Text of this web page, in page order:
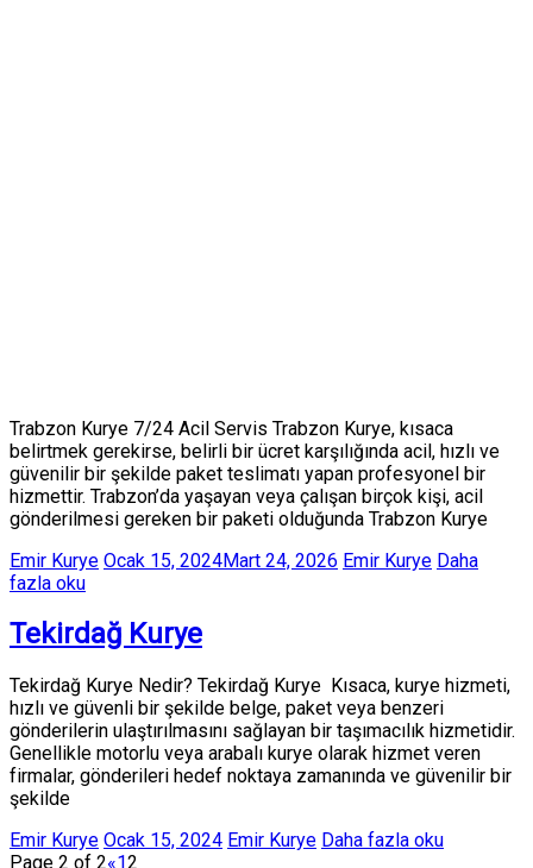
Trabzon Kurye 7/24 Acil Servis Trabzon Kurye, kısaca
belirtmek gerekirse, belirli bir ücret karşılığında acil, hızlı ve
güvenilir bir şekilde paket teslimatı yapan profesyonel bir
hizmettir. Trabzon’da yaşayan veya çalışan birçok kişi, acil
gönderilmesi gereken bir paketi olduğunda Trabzon Kurye
Emir Kurye Ocak 15, 2024Mart 24, 2026 Emir Kurye Daha
fazla oku
Tekirdağ Kurye
Tekirdağ Kurye Nedir? Tekirdağ Kurye Kısaca, kurye hizmeti,
hızlı ve güvenli bir şekilde belge, paket veya benzeri
gönderilerin ulaştırılmasını sağlayan bir taşımacılık hizmetidir.
Genellikle motorlu veya arabalı kurye olarak hizmet veren
firmalar, gönderileri hedef noktaya zamanında ve güvenilir bir
şekilde
Emir Kurye Ocak 15, 2024 Emir Kurye Daha fazla oku
Page 2 of 2«12